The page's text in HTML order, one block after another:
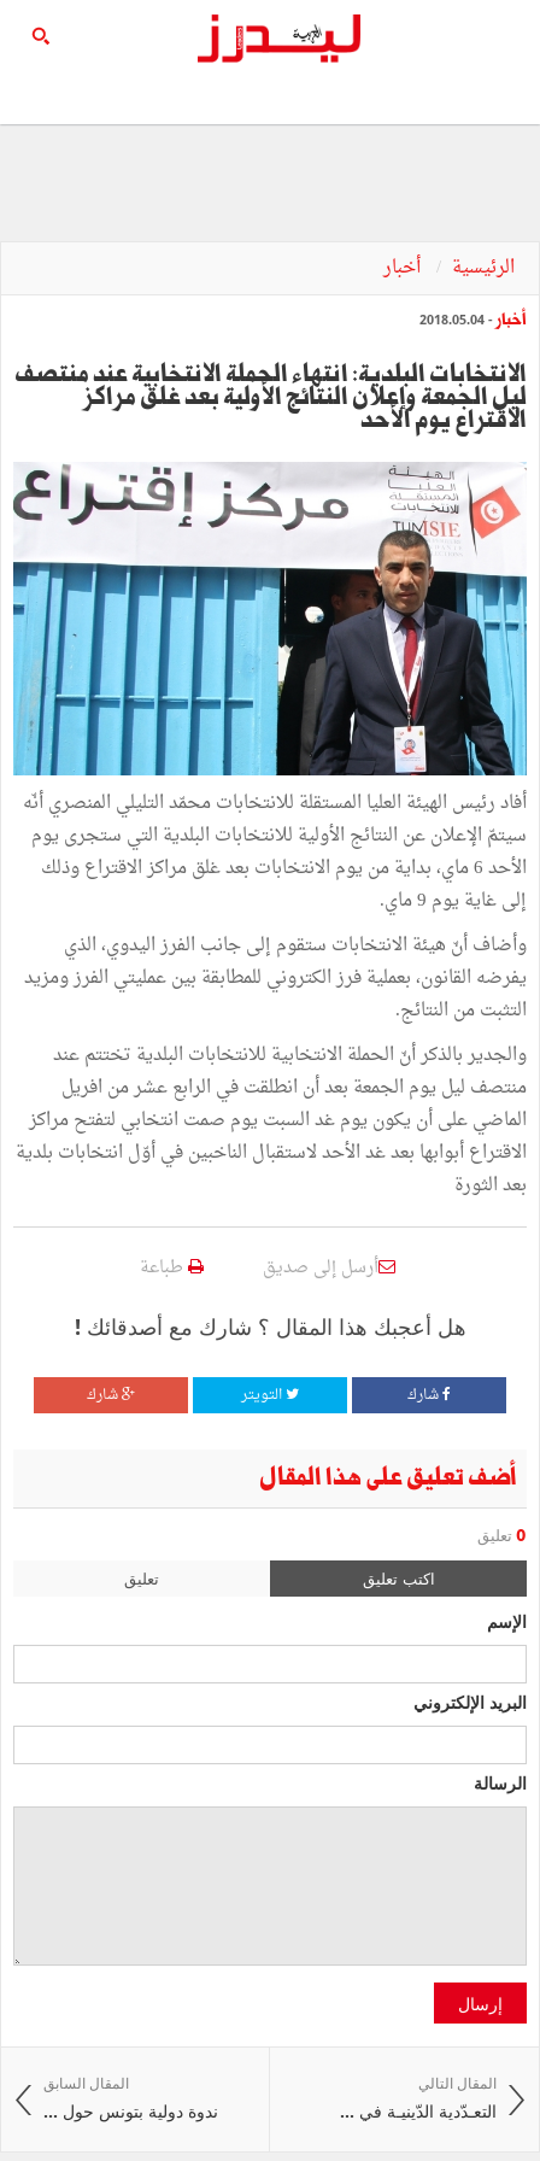
الرئيسية أخبار
أخبار - 2018.05.04
الانتخابات البلدية: انتهاء الحملة الانتخابية عند منتصف
ليل الجمعة وإعلان النتائج الأولية بعد غلق مراكز
الاقتراع يوم الأحد
أفاد رئيس الهيئة العليا المستقلة للانتخابات محمّد التليلي المنصري أنّه
سيتمّ الإعلان عن النتائج الأولية للانتخابات البلدية التي ستجرى يوم
الأحد 6 ماي، بداية من يوم الانتخابات بعد غلق مراكز الاقتراع وذلك
إلى غاية يوم 9 ماي.
وأضاف أنّ هيئة الانتخابات ستقوم إلى جانب الفرز اليدوي، الذي
يفرضه القانون، بعملية فرز الكتروني للمطابقة بين عمليتي الفرز ومزيد
التثبت من النتائج.
والجدير بالذكر أنّ الحملة الانتخابية للانتخابات البلدية تختتم عند
منتصف ليل يوم الجمعة بعد أن انطلقت في الرابع عشر من افريل
الماضي على أن يكون يوم غد السبت يوم صمت انتخابي لتفتح مراكز
الاقتراع أبوابها بعد غد الأحد لاستقبال الناخبين في أوّل انتخابات بلدية
بعد الثورة
أرسل إلى صديق طباعة
هل أعجبك هذا المقال ؟ شارك مع أصدقائك !
شارك التويتر شارك
أضف تعليق على هذا المقال
0 تعليق
اكتب تعليق تعليق
الإسم
البريد الإلكتروني
الرسالة
إرسال
المقال السابق
ندوة دولية بتونس حول ...
المقال التالي
التعـدّدية الدّينيـة في ...